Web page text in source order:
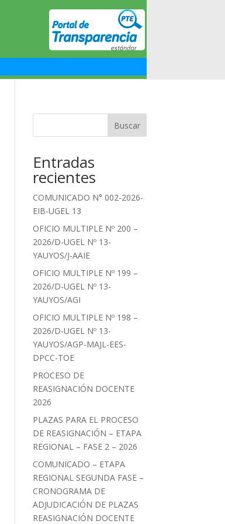
Buscar
Entradas
recientes
COMUNICADO N° 002-2026-
EIB-UGEL 13
OFICIO MULTIPLE Nº 200 –
2026/D-UGEL Nº 13-
YAUYOS/J-AAIE
OFICIO MULTIPLE Nº 199 –
2026/D-UGEL Nº 13-
YAUYOS/AGI
OFICIO MULTIPLE Nº 198 –
2026/D-UGEL Nº 13-
YAUYOS/AGP-MAJL-EES-
DPCC-TOE
PROCESO DE
REASIGNACIÓN DOCENTE
2026
PLAZAS PARA EL PROCESO
DE REASIGNACIÓN – ETAPA
REGIONAL – FASE 2 – 2026
COMUNICADO – ETAPA
REGIONAL SEGUNDA FASE –
CRONOGRAMA DE
ADJUDICACIÓN DE PLAZAS
REASIGNACIÓN DOCENTE